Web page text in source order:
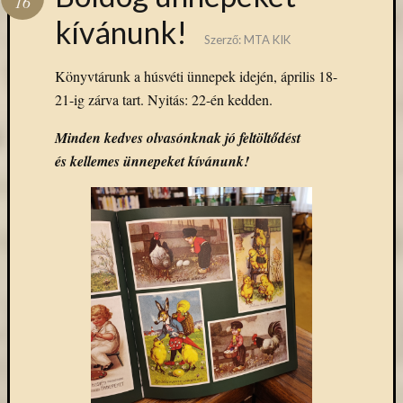
kívánunk!
Szerző: MTA KIK
Könyvtárunk a húsvéti ünnepek idején, április 18-
21-ig zárva tart. Nyitás: 22-én kedden.
Minden kedves olvasónknak jó feltöltődést
és kellemes ünnepeket kívánunk!